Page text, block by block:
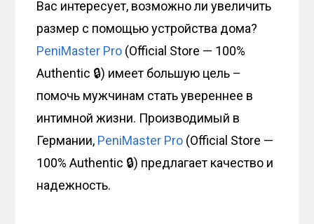
Вас интересует, возможно ли увеличить
размер с помощью устройства дома?
PeniMaster Pro (Official Store — 100%
Authentic 🔒) имеет большую цель –
помочь мужчинам стать увереннее в
интимной жизни. Производимый в
Германии, PeniMaster Pro (Official Store —
100% Authentic 🔒) предлагает качество и
надежность.